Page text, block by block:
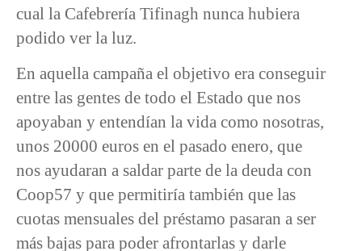
cual la Cafebrería Tifinagh nunca hubiera
podido ver la luz.
En aquella campaña el objetivo era conseguir
entre las gentes de todo el Estado que nos
apoyaban y entendían la vida como nosotras,
unos 20000 euros en el pasado enero, que
nos ayudaran a saldar parte de la deuda con
Coop57 y que permitiría también que las
cuotas mensuales del préstamo pasaran a ser
más bajas para poder afrontarlas y darle